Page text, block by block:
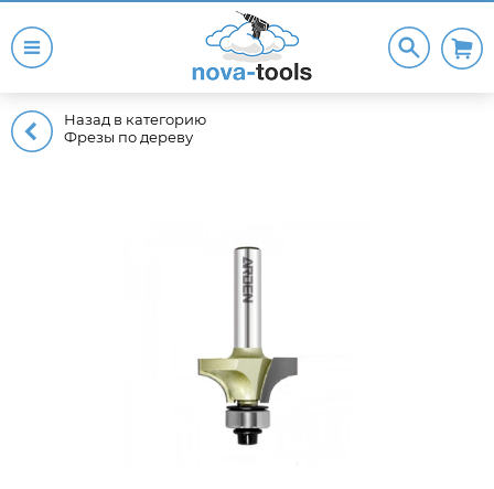
Назад в категорию
Фрезы по дереву